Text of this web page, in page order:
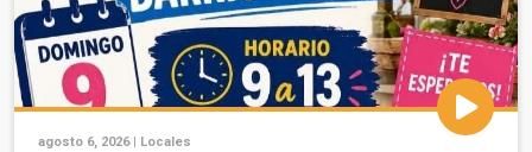
agosto 6, 2026 | Locales